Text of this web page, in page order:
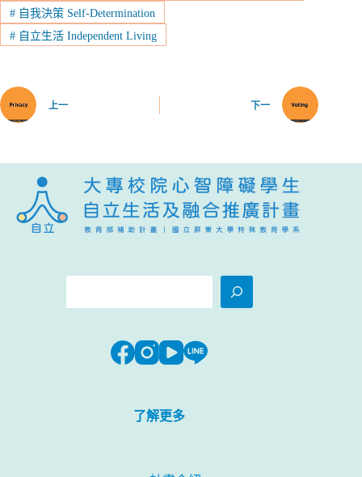
#自我決策 Self-Determination
#自立生活 Independent Living
上一 下一
了解更多